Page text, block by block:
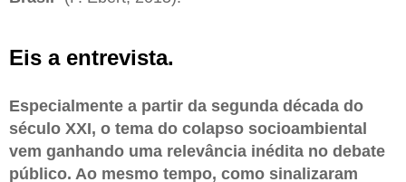
Eis a entrevista.
Especialmente a partir da segunda década do
século XXI, o tema do colapso socioambiental
vem ganhando uma relevância inédita no debate
público. Ao mesmo tempo, como sinalizaram